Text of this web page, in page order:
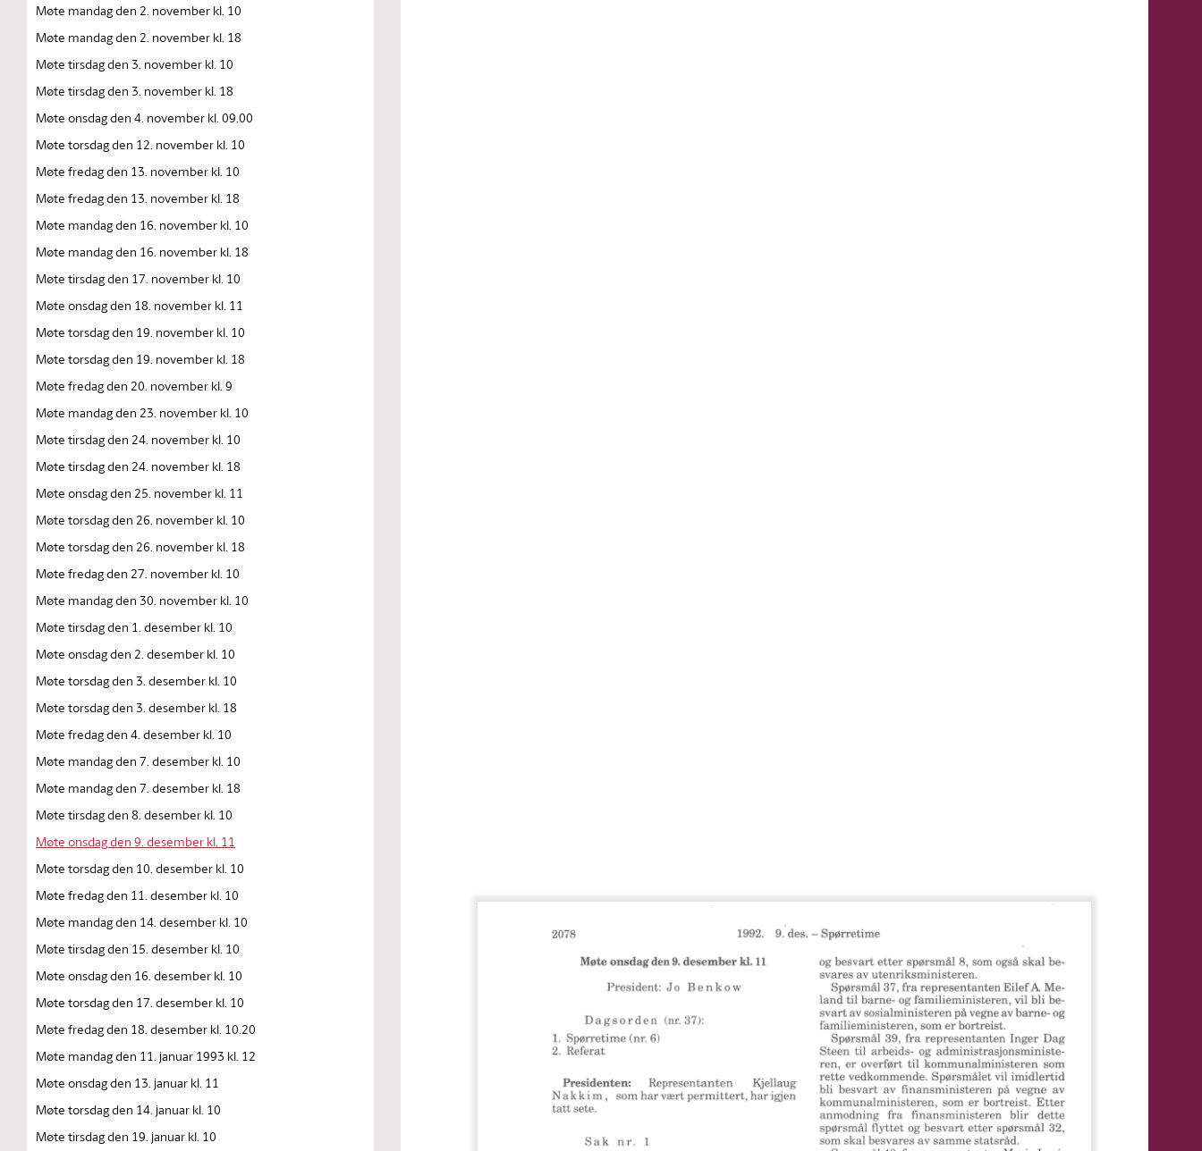
Møte mandag den 2. november kl. 10
Møte mandag den 2. november kl. 18
Møte tirsdag den 3. november kl. 10
Møte tirsdag den 3. november kl. 18
Møte onsdag den 4. november kl. 09.00
Møte torsdag den 12. november kl. 10
Møte fredag den 13. november kl. 10
Møte fredag den 13. november kl. 18
Møte mandag den 16. november kl. 10
Møte mandag den 16. november kl. 18
Møte tirsdag den 17. november kl. 10
Møte onsdag den 18. november kl. 11
Møte torsdag den 19. november kl. 10
Møte torsdag den 19. november kl. 18
Møte fredag den 20. november kl. 9
Møte mandag den 23. november kl. 10
Møte tirsdag den 24. november kl. 10
Møte tirsdag den 24. november kl. 18
Møte onsdag den 25. november kl. 11
Møte torsdag den 26. november kl. 10
Møte torsdag den 26. november kl. 18
Møte fredag den 27. november kl. 10
Møte mandag den 30. november kl. 10
Møte tirsdag den 1. desember kl. 10
Møte onsdag den 2. desember kl. 10
Møte torsdag den 3. desember kl. 10
Møte torsdag den 3. desember kl. 18
Møte fredag den 4. desember kl. 10
Møte mandag den 7. desember kl. 10
Møte mandag den 7. desember kl. 18
Møte tirsdag den 8. desember kl. 10
Møte onsdag den 9. desember kl. 11
Møte torsdag den 10. desember kl. 10
Møte fredag den 11. desember kl. 10
Møte mandag den 14. desember kl. 10
Møte tirsdag den 15. desember kl. 10
Møte onsdag den 16. desember kl. 10
Møte torsdag den 17. desember kl. 10
Møte fredag den 18. desember kl. 10.20
Møte mandag den 11. januar 1993 kl. 12
Møte onsdag den 13. januar kl. 11
Møte torsdag den 14. januar kl. 10
Møte tirsdag den 19. januar kl. 10